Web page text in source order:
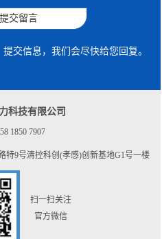
提交留言
交信息，我们会尽快给您回复。
科技有限公司
1850 7907
特9号清控科创(孝感)创新基地G1号一楼
扫一扫关注
官方微信